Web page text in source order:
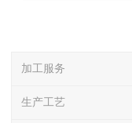
加工服务
生产工艺